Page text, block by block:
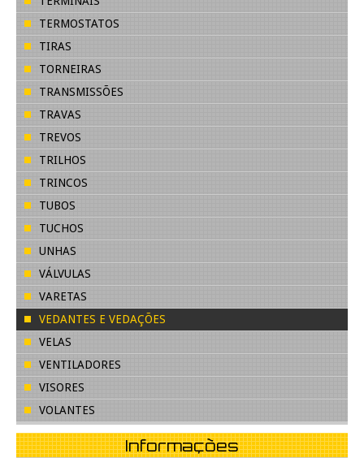
TERMOSTATOS
TIRAS
TORNEIRAS
TRANSMISSÕES
TRAVAS
TREVOS
TRILHOS
TRINCOS
TUBOS
TUCHOS
UNHAS
VÁLVULAS
VARETAS
VEDANTES E VEDAÇÕES
VELAS
VENTILADORES
VISORES
VOLANTES
Informações